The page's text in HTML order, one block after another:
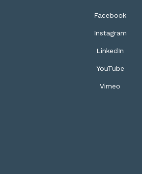
Facebook
Instagram
LinkedIn
YouTube
Vimeo